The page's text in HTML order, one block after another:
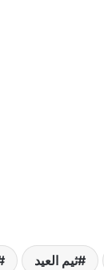
ثيم العيد